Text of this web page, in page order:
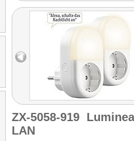
ZX-5058-919
LAN